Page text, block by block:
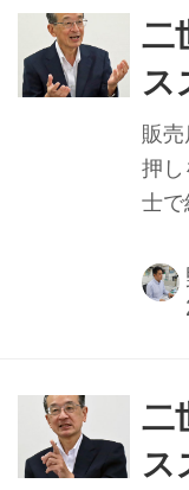
る。
二
ス
濱
販
押し
士で
輪の
代
二
ス